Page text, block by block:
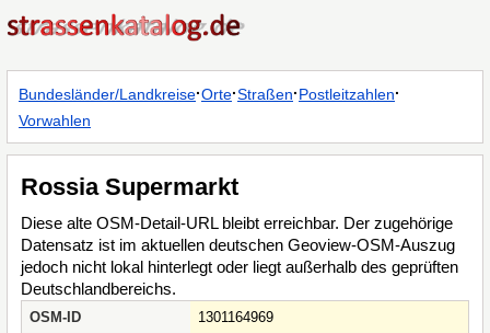
Bundesländer/Landkreise·Orte·Straßen·Postleitzahlen·
Vorwahlen
Rossia Supermarkt
Diese alte OSM-Detail-URL bleibt erreichbar. Der zugehörige
Datensatz ist im aktuellen deutschen Geoview-OSM-Auszug
jedoch nicht lokal hinterlegt oder liegt außerhalb des geprüften
Deutschlandbereichs.
OSM-ID
1301164969